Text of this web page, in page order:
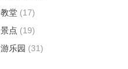
教堂 (17)
景点 (19)
游乐园 (31)